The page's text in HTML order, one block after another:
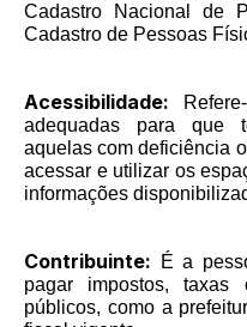
Cadastro Nacional de
Cadastro de Pessoas
Acessibilidade:
adequadas para que
aquelas com deficiência
acessar e utilizar os
informações
Contribuinte: É a
pagar impostos, taxas
públicos, como a